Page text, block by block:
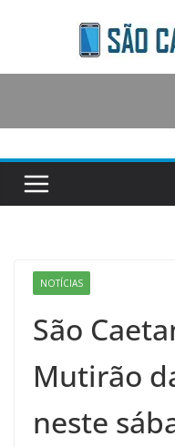
content
NOTÍCIAS
São
Mutirão
neste